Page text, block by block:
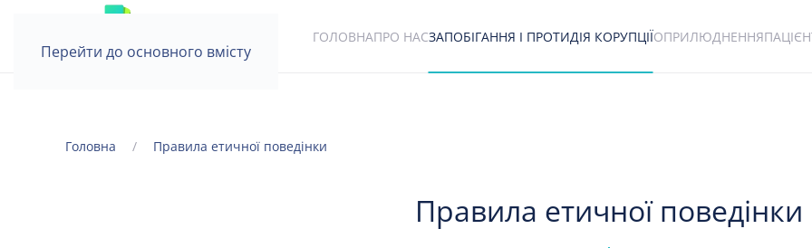
Перейти до основного вмісту
ГОЛОВНАПРО НАСЗАПОБІГАННЯ І ПРОТИДІЯ КОРУПЦІЇОПРИЛЮДНЕННЯ
Головна Правила етичної поведінки
Правила етичної поведінки